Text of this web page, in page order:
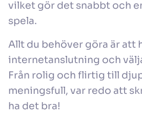
vilket gör det snabbt och
spela.
Allt du behöver göra är att
internetanslutning och
Från rolig och flirtig till
meningsfull, var redo att
ha det bra!